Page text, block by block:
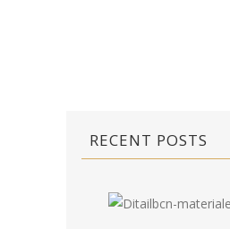
RECENT POSTS